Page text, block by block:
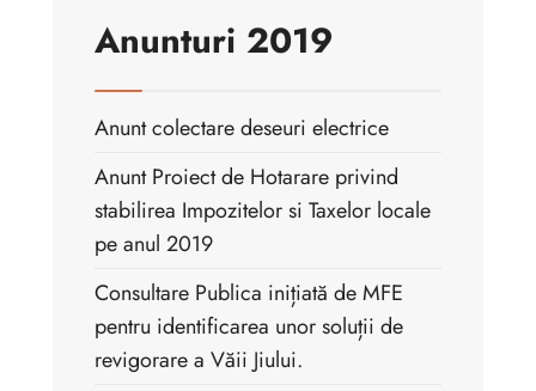
Anunturi 2019
Anunt colectare deseuri electrice
Anunt Proiect de Hotarare privind
stabilirea Impozitelor si Taxelor locale
pe anul 2019
Consultare Publica inițiată de MFE
pentru identificarea unor soluții de
revigorare a Văii Jiului.